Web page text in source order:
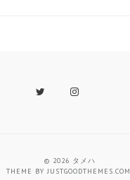
TwitterInstagram
© 2026 タメハ
THEME BYJUSTGOODTHEMES.COM